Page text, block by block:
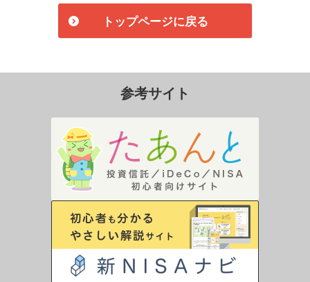
トップページに戻る
参考サイト